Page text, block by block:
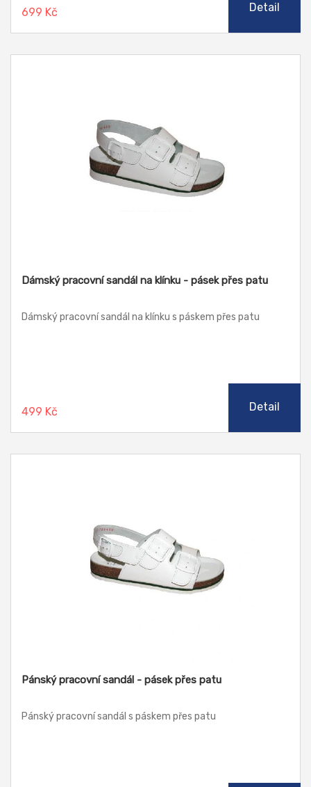
699 Kč Detail
Dámský pracovní sandál na klínku - pásek přes patu
Dámský pracovní sandál na klínku s páskem přes patu
499 Kč Detail
Pánský pracovní sandál - pásek přes patu
Pánský pracovní sandál s páskem přes patu